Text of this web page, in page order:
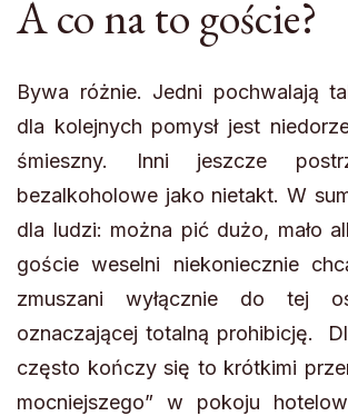
A co na to goście?
Bywa różnie. Jedni pochwalają
dla kolejnych pomysł jest
śmieszny. Inni jeszcze
bezalkoholowe jako nietakt. W
dla ludzi: można pić dużo, mało
goście weselni niekoniecznie
zmuszani wyłącznie do tej
oznaczającej totalną prohibicję.
często kończy się to krótkimi
mocniejszego” w pokoju